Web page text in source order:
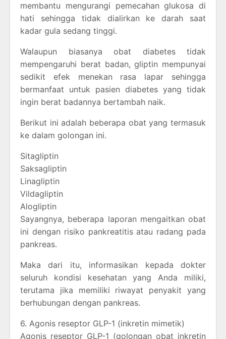
membantu mengurangi pemecahan glukosa di
hati sehingga tidak dialirkan ke darah saat
kadar gula sedang tinggi.
Walaupun biasanya obat diabetes tidak
mempengaruhi berat badan, gliptin mempunyai
sedikit efek menekan rasa lapar sehingga
bermanfaat untuk pasien diabetes yang tidak
ingin berat badannya bertambah naik.
Berikut ini adalah beberapa obat yang termasuk
ke dalam golongan ini.
Sitagliptin
Saksagliptin
Linagliptin
Vildagliptin
Alogliptin
Sayangnya, beberapa laporan mengaitkan obat
ini dengan risiko pankreatitis atau radang pada
pankreas.
Maka dari itu, informasikan kepada dokter
seluruh kondisi kesehatan yang Anda miliki,
terutama jika memiliki riwayat penyakit yang
berhubungan dengan pankreas.
6. Agonis reseptor GLP-1 (inkretin mimetik)
Agonis reseptor GLP-1 (golongan obat inkretin